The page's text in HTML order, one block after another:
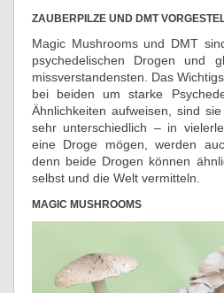
ZAUBERPILZE UND DMT
Magic Mushrooms und DMT
psychedelischen Drogen und
missverstandensten. Das
bei beiden um starke
Ähnlichkeiten aufweisen, sind
sehr unterschiedlich – in
eine Droge mögen, werden
denn beide Drogen können
selbst und die Welt vermitteln.
MAGIC MUSHROOMS